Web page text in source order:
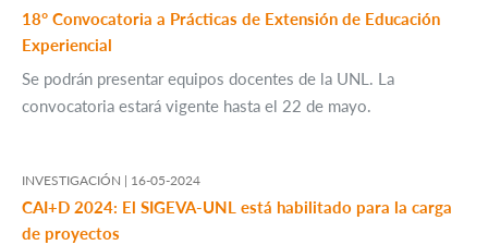
18° Convocatoria a Prácticas de Extensión de Educación
Experiencial
Se podrán presentar equipos docentes de la UNL. La
convocatoria estará vigente hasta el 22 de mayo.
INVESTIGACIÓN | 16-05-2024
CAI+D 2024: El SIGEVA-UNL está habilitado para la carga
de proyectos